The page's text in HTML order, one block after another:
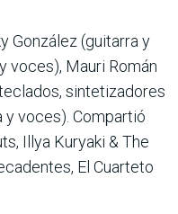
González (guitarra y
voces), Mauri Román
sintetizadores
voces). Compartió
Illya Kuryaki & The
El Cuarteto